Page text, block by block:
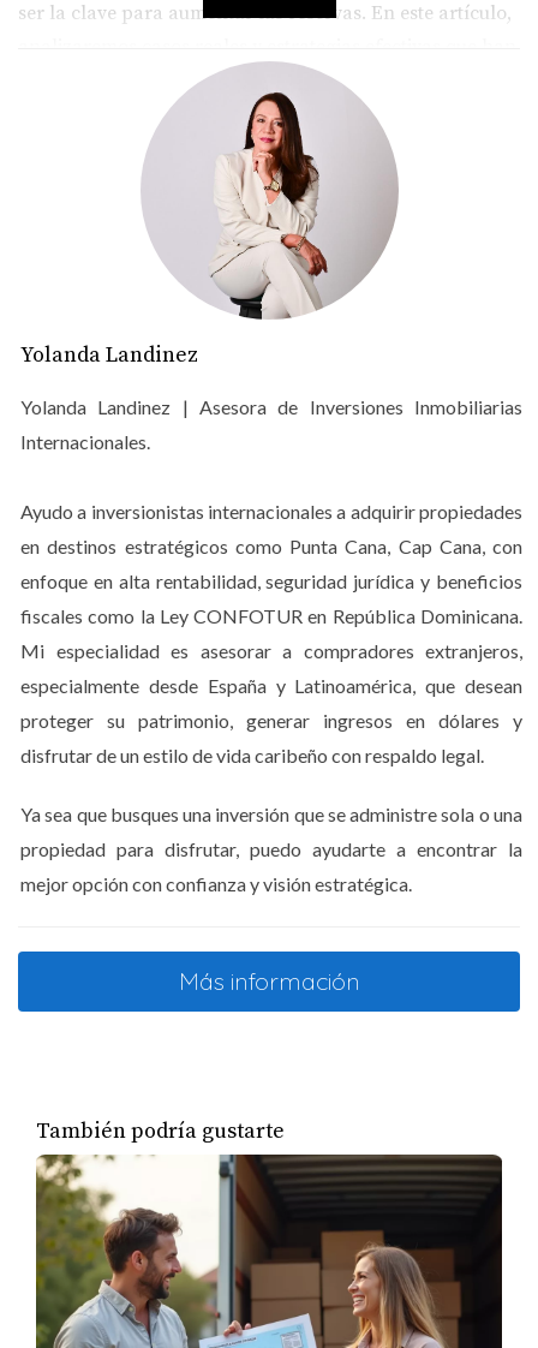
ser la clave para aumentar las reservas. En este artículo,
ayudado a propietarios como usted a captar la atención
La Importancia de la Fotografía
Capturando Emociones a Través de Imágenes
La fotografía es el primer elemento decisivo para atraer
a los viajeros. Las imágenes deben ser más que simples
mostrar múltiples ángulos permite que los potenciales
huéspedes se imaginen viviendo la experiencia. Por
ejemplo, un propietario en Punta Cana decidió invertir en
diferentes perspectivas. Las fotos mostraban no solo las
habitaciones, sino también momentos cotidianos: una
familia disfrutando de la piscina o una pareja cenando
Detalles Únicos que Hacen la Diferencia
Los detalles son lo que realmente puede diferenciar su
propiedad. Mostrar características únicas como una
buscan algo especial. Un caso notable es el de una
cabaña ecológica que utilizó imágenes de sus
atraer a un público consciente del medio ambiente. Esta
estrategia no solo aumentó sus reservas, sino que
La Narrativa es Clave
Las descripciones deben ser claras y evocadoras,
enfocándose en los beneficios que ofrece su propiedad.
En lugar de simplemente enumerar características como
"tres habitaciones" o "piscina", intente crear una
narrativa alrededor de ellas. Por ejemplo, describir cómo
Yolanda Landinez
Yolanda Landinez | Asesora de Inversiones Inmobiliarias
Internacionales.
Ayudo a inversionistas internacionales a adquirir propiedades
en destinos estratégicos como Punta Cana, Cap Cana, con
enfoque en alta rentabilidad, seguridad jurídica y beneficios
fiscales como la Ley CONFOTUR en República Dominicana.
Mi especialidad es asesorar a compradores extranjeros,
especialmente desde España y Latinoamérica, que desean
proteger su patrimonio, generar ingresos en dólares y
disfrutar de un estilo de vida caribeño con respaldo legal.
Ya sea que busques una inversión que se administre sola o una
propiedad para disfrutar, puedo ayudarte a encontrar la
mejor opción con confianza y visión estratégica.
Más información
También podría gustarte